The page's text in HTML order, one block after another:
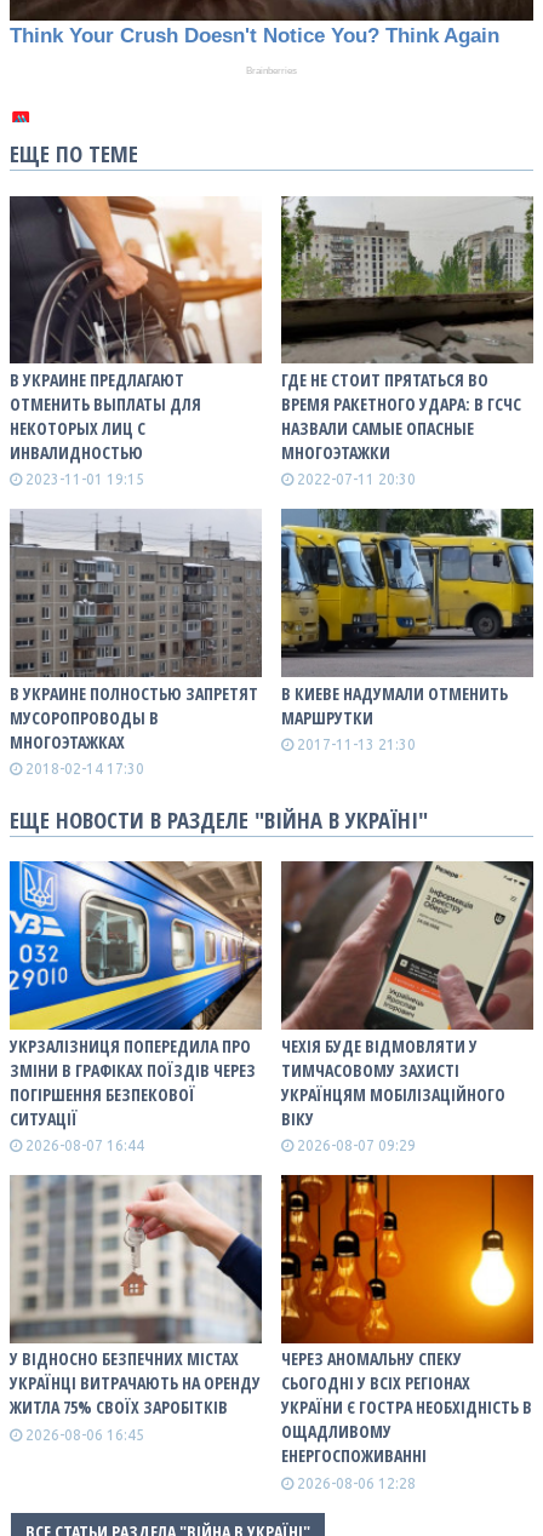
ЕЩЕ ПО ТЕМЕ
В УКРАИНЕ ПРЕДЛАГАЮТ
ОТМЕНИТЬ ВЫПЛАТЫ ДЛЯ
НЕКОТОРЫХ ЛИЦ С
ИНВАЛИДНОСТЬЮ
2023-11-01 19:15
ГДЕ НЕ СТОИТ ПРЯТАТЬСЯ ВО
ВРЕМЯ РАКЕТНОГО УДАРА: В ГСЧС
НАЗВАЛИ САМЫЕ ОПАСНЫЕ
МНОГОЭТАЖКИ
2022-07-11 20:30
В УКРАИНЕ ПОЛНОСТЬЮ ЗАПРЕТЯТ
МУСОРОПРОВОДЫ В
МНОГОЭТАЖКАХ
2018-02-14 17:30
В КИЕВЕ НАДУМАЛИ ОТМЕНИТЬ
МАРШРУТКИ
2017-11-13 21:30
ЕЩЕ НОВОСТИ В РАЗДЕЛЕ "ВІЙНА В УКРАЇНІ"
УКРЗАЛІЗНИЦЯ ПОПЕРЕДИЛА ПРО
ЗМІНИ В ГРАФІКАХ ПОЇЗДІВ ЧЕРЕЗ
ПОГІРШЕННЯ БЕЗПЕКОВОЇ
СИТУАЦІЇ
2026-08-07 16:44
ЧЕХІЯ БУДЕ ВІДМОВЛЯТИ У
ТИМЧАСОВОМУ ЗАХИСТІ
УКРАЇНЦЯМ МОБІЛІЗАЦІЙНОГО
ВІКУ
2026-08-07 09:29
У ВІДНОСНО БЕЗПЕЧНИХ МІСТАХ
УКРАЇНЦІ ВИТРАЧАЮТЬ НА ОРЕНДУ
ЖИТЛА 75% СВОЇХ ЗАРОБІТКІВ
2026-08-06 16:45
ЧЕРЕЗ АНОМАЛЬНУ СПЕКУ
СЬОГОДНІ У ВСІХ РЕГІОНАХ
УКРАЇНИ Є ГОСТРА НЕОБХІДНІСТЬ В
ОЩАДЛИВОМУ
ЕНЕРГОСПОЖИВАННІ
2026-08-06 12:28
ВСЕ СТАТЬИ РАЗДЕЛА "ВІЙНА В УКРАЇНІ"